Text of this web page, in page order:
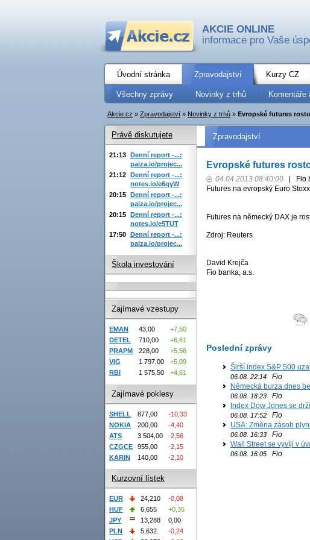
AKCIE ONLINE
informace pro Vaše
Úvodní stránka Zpravodajství Kurzy CZ
Všechny zprávy Novinky z trhů Komentáře
Akcie.cz » Zpravodajství » Novinky z trhů » Evropské futures
Zpravodajství
Evropské futures
04.04.2013 08:40:00
Fio
Futures na evropský Euro
Futures na německý DAX je
Zdroj: Reuters
David Krejča
Fio banka, a.s.
Poslední zprávy
Širší index S&P 500
06.08. 22:14 Fio
Německá burza dnes
06.08. 18:23 Fio
Index Dow Jones se
06.08. 17:52 Fio
USA: Změna zásob
06.08. 16:33 Fio
Wall Street se vyvíji v
06.08. 16:05 Fio
Právě diskutujete
21:13 Denní report -...:
paiza.io/projec...
21:12 Denní report -...:
notes.io/e6qyW
20:15 Denní report -...:
paiza.io/projec...
20:15 Denní report -...:
notes.io/e5TUT
17:50 Denní report -...:
paiza.io/projec...
Škola investování
Zajímavé vzestupy
EMAN 43,00
+7,50
DETEL
710,00
+6,61
PRAPM
228,00
+5,56
VIG
1 797,00
+5,09
RBI
1 575,50 +4,61
Zajímavé poklesy
SHELL 877,00
-10,33
NOKIA
200,00
-4,40
ATS
3 504,00
-2,56
CZGCE
955,00
-2,15
KARIN
140,00 -2,10
Kurzovní lístek
EUR 24,210
-0,08
HUF
6,655
+0,35
JPY
13,288
0,00
PLN
5,632
-0,24